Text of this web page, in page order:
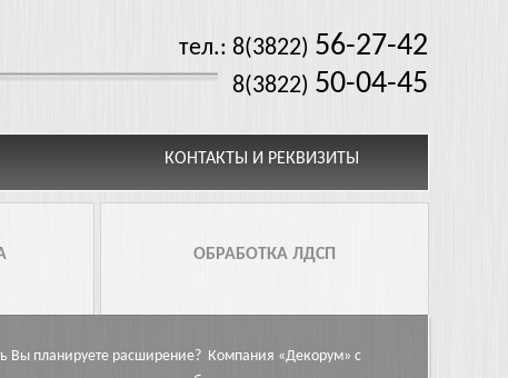
тел.: 8(3822) 56-27-42
8(3822) 50-04-45
КОНТАКТЫ И РЕКВИЗИТЫ
ОБРАБОТКА ЛДСП
Вы планируете расширение? Компания «Декорум» с